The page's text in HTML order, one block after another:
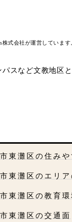
式会社が運営しています
スなど文教地区
東灘区の住みや
東灘区のエリア
東灘区の教育環
東灘区の交通面